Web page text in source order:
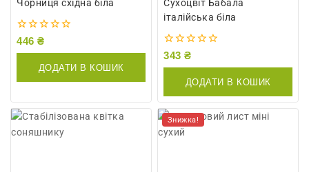
Чорниця східна біла
0
446 ₴
ДОДАТИ В КОШИК
Сухоцвіт Бабала
італійська біла
0
343 ₴
ДОДАТИ В КОШИК
Знижка!